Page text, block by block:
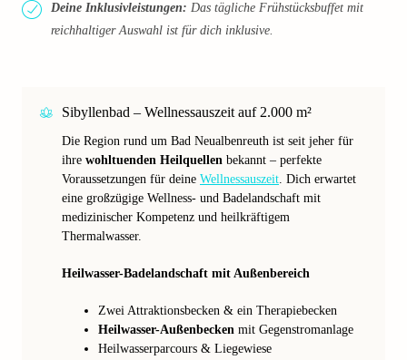
Deine Inklusivleistungen: Das tägliche Frühstücksbuffet mit
reichhaltiger Auswahl ist für dich inklusive.
Sibyllenbad – Wellnessauszeit auf 2.000 m²
Die Region rund um Bad Neualbenreuth ist seit jeher für
ihre wohltuenden Heilquellen bekannt – perfekte
Voraussetzungen für deine Wellnessauszeit. Dich erwartet
eine großzügige Wellness- und Badelandschaft mit
medizinischer Kompetenz und heilkräftigem
Thermalwasser.
Heilwasser-Badelandschaft mit Außenbereich
Zwei Attraktionsbecken & ein Therapiebecken
Heilwasser-Außenbecken mit Gegenstromanlage
Heilwasserparcours & Liegewiese